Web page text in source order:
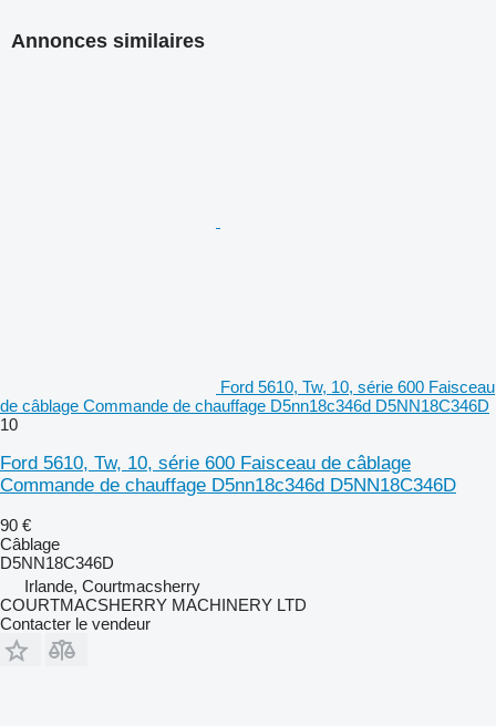
Annonces similaires
Ford 5610, Tw, 10, série 600 Faisceau
de câblage Commande de chauffage D5nn18c346d D5NN18C346D
10
Ford 5610, Tw, 10, série 600 Faisceau de câblage
Commande de chauffage D5nn18c346d D5NN18C346D
90 €
Câblage
D5NN18C346D
Irlande, Courtmacsherry
COURTMACSHERRY MACHINERY LTD
Contacter le vendeur